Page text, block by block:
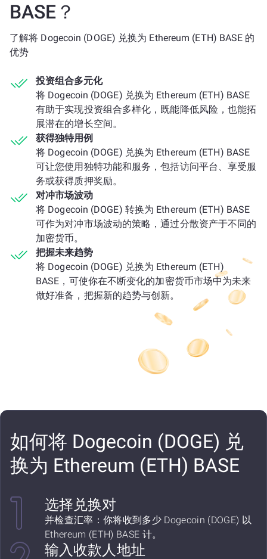
BASE？
了解将 Dogecoin (DOGE) 兑换为 Ethereum (ETH) BASE 的
优势
投资组合多元化
将 Dogecoin (DOGE) 兑换为 Ethereum (ETH) BASE
有助于实现投资组合多样化，既能降低风险，也能拓
展潜在的增长空间。
获得独特用例
将 Dogecoin (DOGE) 兑换为 Ethereum (ETH) BASE
可让您使用独特功能和服务，包括访问平台、享受服
务或获得质押奖励。
对冲市场波动
将 Dogecoin (DOGE) 转换为 Ethereum (ETH) BASE
可作为对冲市场波动的策略，通过分散资产于不同的
加密货币。
把握未来趋势
将 Dogecoin (DOGE) 兑换为 Ethereum (ETH)
BASE，可使你在不断变化的加密货币市场中为未来
做好准备，把握新的趋势与创新。
如何将 Dogecoin (DOGE) 兑
换为 Ethereum (ETH) BASE
选择兑换对
并检查汇率：你将收到多少 Dogecoin (DOGE) 以
Ethereum (ETH) BASE 计。
输入收款人地址